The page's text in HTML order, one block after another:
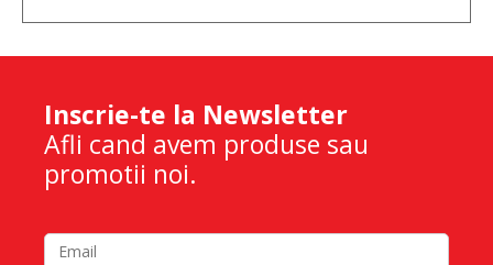
Inscrie-te la Newsletter
Afli cand avem produse sau
promotii noi.